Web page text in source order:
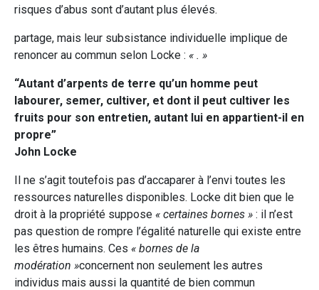
risques d’abus sont d’autant plus élevés.
partage, mais leur subsistance individuelle implique de
renoncer au commun selon Locke : « . »
“Autant d’arpents de terre qu’un homme peut
labourer, semer, cultiver, et dont il peut cultiver les
fruits pour son entretien, autant lui en appartient-il en
propre”
John Locke
Il ne s’agit toutefois pas d’accaparer à l’envi toutes les
ressources naturelles disponibles. Locke dit bien que le
droit à la propriété suppose « certaines bornes » : il n’est
pas question de rompre l’égalité naturelle qui existe entre
les êtres humains. Ces « bornes de la
modération »concernent non seulement les autres
individus mais aussi la quantité de bien commun